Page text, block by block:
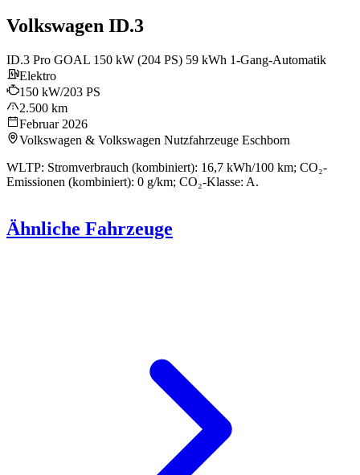
Volkswagen ID.3
ID.3 Pro GOAL 150 kW (204 PS) 59 kWh 1-Gang-Automatik
Elektro
150 kW/203 PS
2.500 km
Februar 2026
Volkswagen & Volkswagen Nutzfahrzeuge Eschborn
WLTP: Stromverbrauch (kombiniert): 16,7 kWh/100 km; CO₂-
Emissionen (kombiniert): 0 g/km; CO₂-Klasse: A.
Ähnliche Fahrzeuge